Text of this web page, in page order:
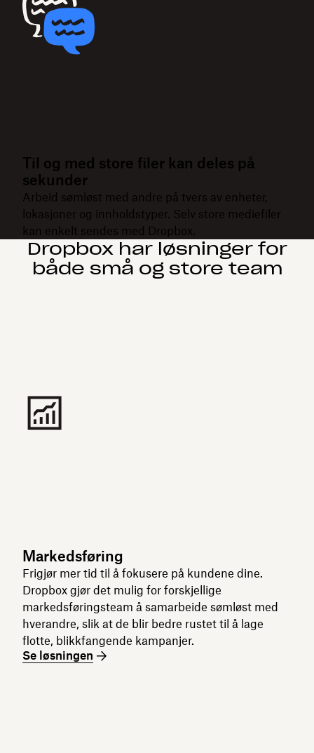
Til og med store filer kan deles på
sekunder
Arbeid sømløst med andre på tvers av enheter,
lokasjoner og innholdstyper. Selv store mediefiler
kan enkelt sendes med Dropbox.
Dropbox har løsninger for
både små og store team
Markedsføring
Frigjør mer tid til å fokusere på kundene dine.
Dropbox gjør det mulig for forskjellige
markedsføringsteam å samarbeide sømløst med
hverandre, slik at de blir bedre rustet til å lage
flotte, blikkfangende kampanjer.
Se løsningen